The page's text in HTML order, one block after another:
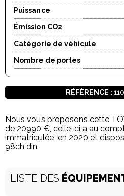
Puissance
Émission CO2
Catégorie de véhicule
Nombre de portes
RÉFÉRENCE :
Nous vous proposons cette
de 20990 €, celle-ci a au
immatriculée en 2020 et
98ch din.
LISTE DES